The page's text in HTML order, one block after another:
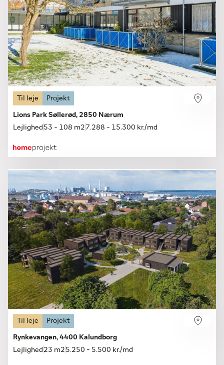
Til leje Projekt
Lions Park Søllerød, 2850 Nærum
Lejlighed 53 - 108 m2 7.288 - 15.300 kr./md
Til leje Projekt
Rynkevangen, 4400 Kalundborg
Lejlighed 23 m2 5.250 - 5.500 kr./md